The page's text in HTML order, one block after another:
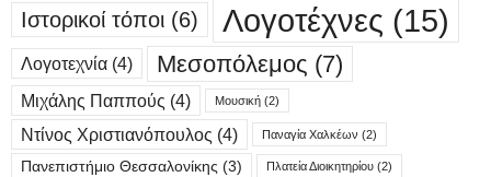
Ιστορικοί τόποι (6) Λογοτέχνες (15)
Λογοτεχνία (4) Μεσοπόλεμος (7)
Μιχάλης Παππούς (4) Μουσική (2)
Ντίνος Χριστιανόπουλος (4) Παναγία Χαλκέων (2)
Πανεπιστήμιο Θεσσαλονίκης (3) Πλατεία Διοικητηρίου (2)